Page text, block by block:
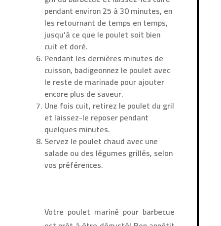
pendant environ 25 à 30 minutes, en
les retournant de temps en temps,
jusqu’à ce que le poulet soit bien
cuit et doré.
Pendant les dernières minutes de
cuisson, badigeonnez le poulet avec
le reste de marinade pour ajouter
encore plus de saveur.
Une fois cuit, retirez le poulet du gril
et laissez-le reposer pendant
quelques minutes.
Servez le poulet chaud avec une
salade ou des légumes grillés, selon
vos préférences.
Votre poulet mariné pour barbecue